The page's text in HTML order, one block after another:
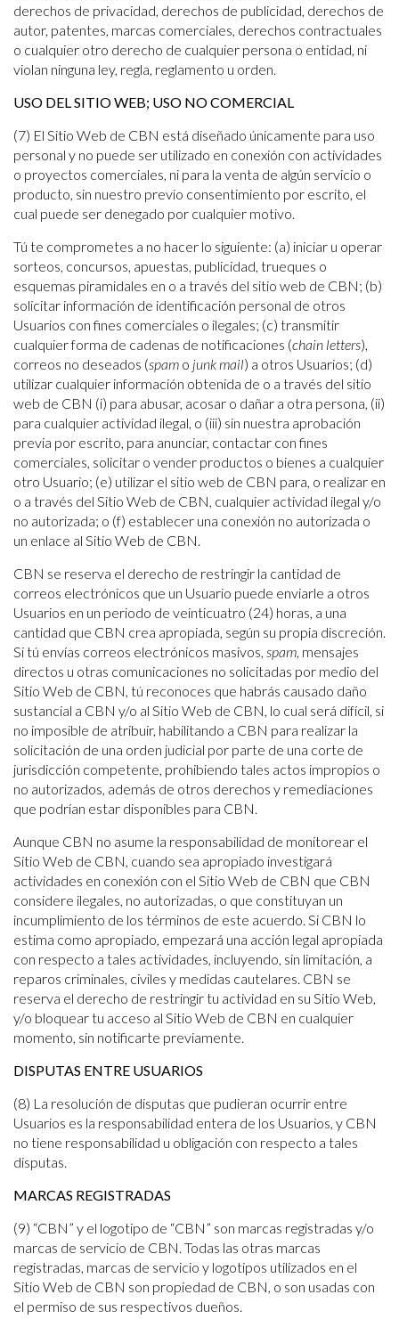
derechos de privacidad, derechos de publicidad, derechos de
autor, patentes, marcas comerciales, derechos contractuales
o cualquier otro derecho de cualquier persona o entidad, ni
violan ninguna ley, regla, reglamento u orden.
USO DEL SITIO WEB; USO NO COMERCIAL
(7) El Sitio Web de CBN está diseñado únicamente para uso
personal y no puede ser utilizado en conexión con actividades
o proyectos comerciales, ni para la venta de algún servicio o
producto, sin nuestro previo consentimiento por escrito, el
cual puede ser denegado por cualquier motivo.
Tú te comprometes a no hacer lo siguiente: (a) iniciar u operar
sorteos, concursos, apuestas, publicidad, trueques o
esquemas piramidales en o a través del sitio web de CBN; (b)
solicitar información de identificación personal de otros
Usuarios con fines comerciales o ilegales; (c) transmitir
cualquier forma de cadenas de notificaciones (chain letters),
correos no deseados (spam o junk mail) a otros Usuarios; (d)
utilizar cualquier información obtenida de o a través del sitio
web de CBN (i) para abusar, acosar o dañar a otra persona, (ii)
para cualquier actividad ilegal, o (iii) sin nuestra aprobación
previa por escrito, para anunciar, contactar con fines
comerciales, solicitar o vender productos o bienes a cualquier
otro Usuario; (e) utilizar el sitio web de CBN para, o realizar en
o a través del Sitio Web de CBN, cualquier actividad ilegal y/o
no autorizada; o (f) establecer una conexión no autorizada o
un enlace al Sitio Web de CBN.
CBN se reserva el derecho de restringir la cantidad de
correos electrónicos que un Usuario puede enviarle a otros
Usuarios en un periodo de veinticuatro (24) horas, a una
cantidad que CBN crea apropiada, según su propia discreción.
Si tú envías correos electrónicos masivos, spam, mensajes
directos u otras comunicaciones no solicitadas por medio del
Sitio Web de CBN, tú reconoces que habrás causado daño
sustancial a CBN y/o al Sitio Web de CBN, lo cual será difícil, si
no imposible de atribuir, habilitando a CBN para realizar la
solicitación de una orden judicial por parte de una corte de
jurisdicción competente, prohibiendo tales actos impropios o
no autorizados, además de otros derechos y remediaciones
que podrían estar disponibles para CBN.
Aunque CBN no asume la responsabilidad de monitorear el
Sitio Web de CBN, cuando sea apropiado investigará
actividades en conexión con el Sitio Web de CBN que CBN
considere ilegales, no autorizadas, o que constituyan un
incumplimiento de los términos de este acuerdo. Si CBN lo
estima como apropiado, empezará una acción legal apropiada
con respecto a tales actividades, incluyendo, sin limitación, a
reparos criminales, civiles y medidas cautelares. CBN se
reserva el derecho de restringir tu actividad en su Sitio Web,
y/o bloquear tu acceso al Sitio Web de CBN en cualquier
momento, sin notificarte previamente.
DISPUTAS ENTRE USUARIOS
(8) La resolución de disputas que pudieran ocurrir entre
Usuarios es la responsabilidad entera de los Usuarios, y CBN
no tiene responsabilidad u obligación con respecto a tales
disputas.
MARCAS REGISTRADAS
(9) “CBN” y el logotipo de “CBN” son marcas registradas y/o
marcas de servicio de CBN. Todas las otras marcas
registradas, marcas de servicio y logotipos utilizados en el
Sitio Web de CBN son propiedad de CBN, o son usadas con
el permiso de sus respectivos dueños.